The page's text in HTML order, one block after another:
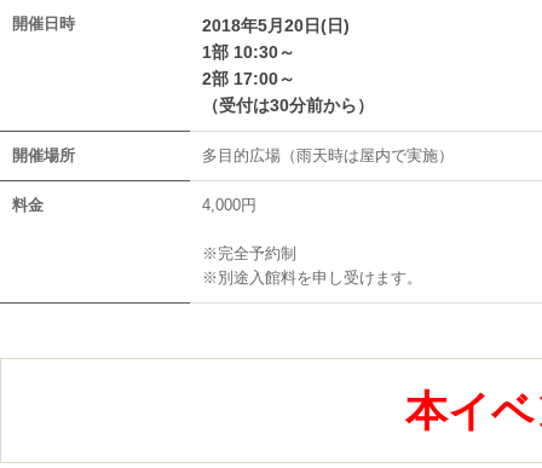
開催日時
2018年5月20日(日)
1部 10:30～
2部 17:00～
（受付は30分前から）
開催場所 多目的広場（雨天時は屋内で実施）
料金 4,000円
※完全予約制
※別途入館料を申し受けます。
本イ